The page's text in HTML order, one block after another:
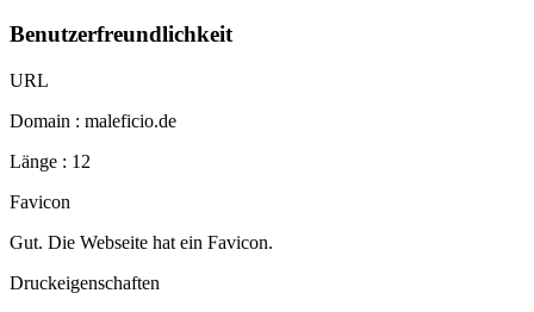
Benutzerfreundlichkeit
URL
Domain : maleficio.de
Länge : 12
Favicon
Gut. Die Webseite hat ein Favicon.
Druckeigenschaften